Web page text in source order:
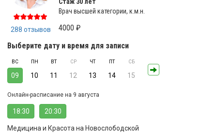
288 отзывов
Врач высшей категории, к.м.н.
4000 ₽
Выберите дату и время для записи
ВС
09
ПН
10
ВТ
11
СР
12
ЧТ
13
ПТ
14
СБ
15
Онлайн-расписание на 9 августа
18:30 20:30
Медицина и Красота на Новослободской